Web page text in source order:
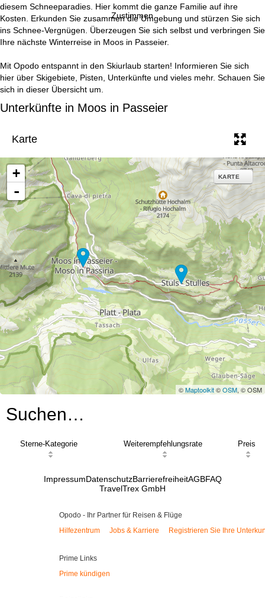
Zustimmen
s
e
i
t
diesem Schneeparadies. Hier kommt die ganze Familie auf ihre
Kosten. Erkunden Sie zusammen die Umgebung und stürzen Sie sich
ins Schnee-Vergnügen. Überzeugen Sie sich selbst und verbringen Sie
Ihre nächste Winterreise in Moos in Passeier.
Mit Opodo entspannt in den Skiurlaub starten! Informieren Sie sich
hier über Skigebiete, Pisten, Unterkünfte und vieles mehr. Schauen Sie
sich in dieser Übersicht um.
Unterkünfte in Moos in Passeier
Karte
+
-
KARTE
©Maptoolkit©OSM, © OSM
Suchen…
Sterne-Kategorie Weiterempfehlungsrate Preis
ImpressumDatenschutzBarrierefreiheitAGBFAQ
TravelTrex GmbH